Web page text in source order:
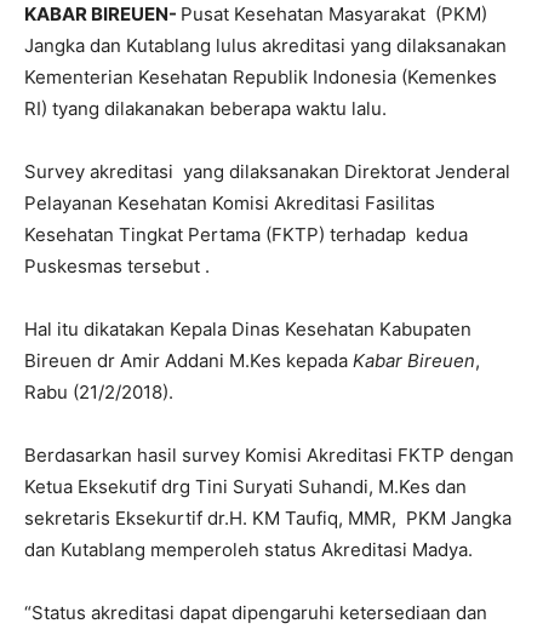
KABAR BIREUEN- Pusat Kesehatan Masyarakat (PKM)
Jangka dan Kutablang lulus akreditasi yang dilaksanakan
Kementerian Kesehatan Republik Indonesia (Kemenkes
RI) tyang dilakanakan beberapa waktu lalu.
Survey akreditasi yang dilaksanakan Direktorat Jenderal
Pelayanan Kesehatan Komisi Akreditasi Fasilitas
Kesehatan Tingkat Pertama (FKTP) terhadap kedua
Puskesmas tersebut .
Hal itu dikatakan Kepala Dinas Kesehatan Kabupaten
Bireuen dr Amir Addani M.Kes kepada Kabar Bireuen,
Rabu (21/2/2018).
Berdasarkan hasil survey Komisi Akreditasi FKTP dengan
Ketua Eksekutif drg Tini Suryati Suhandi, M.Kes dan
sekretaris Eksekurtif dr.H. KM Taufiq, MMR, PKM Jangka
dan Kutablang memperoleh status Akreditasi Madya.
“Status akreditasi dapat dipengaruhi ketersediaan dan